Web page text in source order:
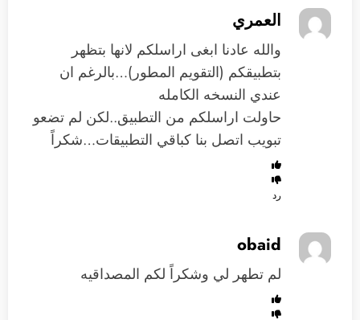
العمري
والله عادنا ابغى اراسلكم لانها بتظهر
بتطبيقكم (التقويم المطور)…بالرغم ان
عندي النسخه الكامله
حاولت اراسلكم من التطبيق..لكن لم تضعو
تبويب اتصل بنا كباقي التطبيقات…شكراً
رد
obaid
لم تطهر لي وشكراً لكم المصداقيه